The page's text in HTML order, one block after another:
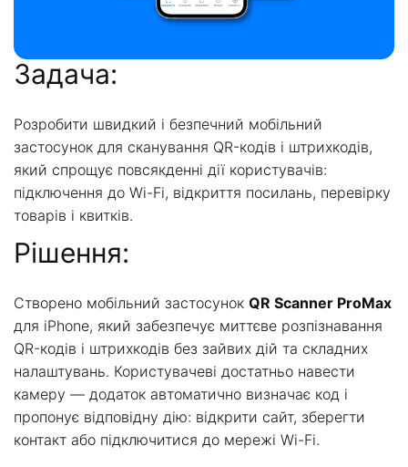
Задача:
Розробити швидкий і безпечний мобільний
застосунок для сканування QR-кодів і штрихкодів,
який спрощує повсякденні дії користувачів:
підключення до Wi-Fi, відкриття посилань, перевірку
товарів і квитків.
Рішення:
Створено мобільний застосунок QR Scanner ProMax
для iPhone, який забезпечує миттєве розпізнавання
QR-кодів і штрихкодів без зайвих дій та складних
налаштувань. Користувачеві достатньо навести
камеру — додаток автоматично визначає код і
пропонує відповідну дію: відкрити сайт, зберегти
контакт або підключитися до мережі Wi-Fi.